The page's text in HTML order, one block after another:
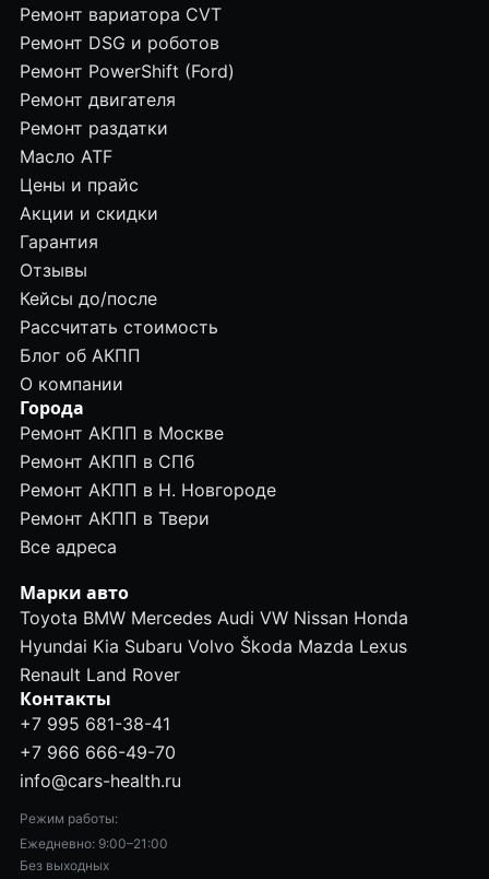
Ремонт вариатора CVT
Ремонт DSG и роботов
Ремонт PowerShift (Ford)
Ремонт двигателя
Ремонт раздатки
Масло ATF
Цены и прайс
Акции и скидки
Гарантия
Отзывы
Кейсы до/после
Рассчитать стоимость
Блог об АКПП
О компании
Города
Ремонт АКПП в Москве
Ремонт АКПП в СПб
Ремонт АКПП в Н. Новгороде
Ремонт АКПП в Твери
Все адреса
Марки авто
Toyota BMW Mercedes Audi VW Nissan Honda
Hyundai Kia Subaru Volvo Škoda Mazda Lexus
Renault Land Rover
Контакты
+7 995 681-38-41
+7 966 666-49-70
info@cars-health.ru
Режим работы:
Ежедневно: 9:00–21:00
Без выходных